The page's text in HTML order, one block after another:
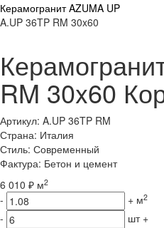
Керамогранит AZUMA UP
A.UP 36TP RM 30x60
RM 30x60
Артикул: A.UP 36TP RM
Страна: Италия
Стиль: Современный
Фактура: Бетон и цемент
6 010 ₽ м2
- + м2
- шт +